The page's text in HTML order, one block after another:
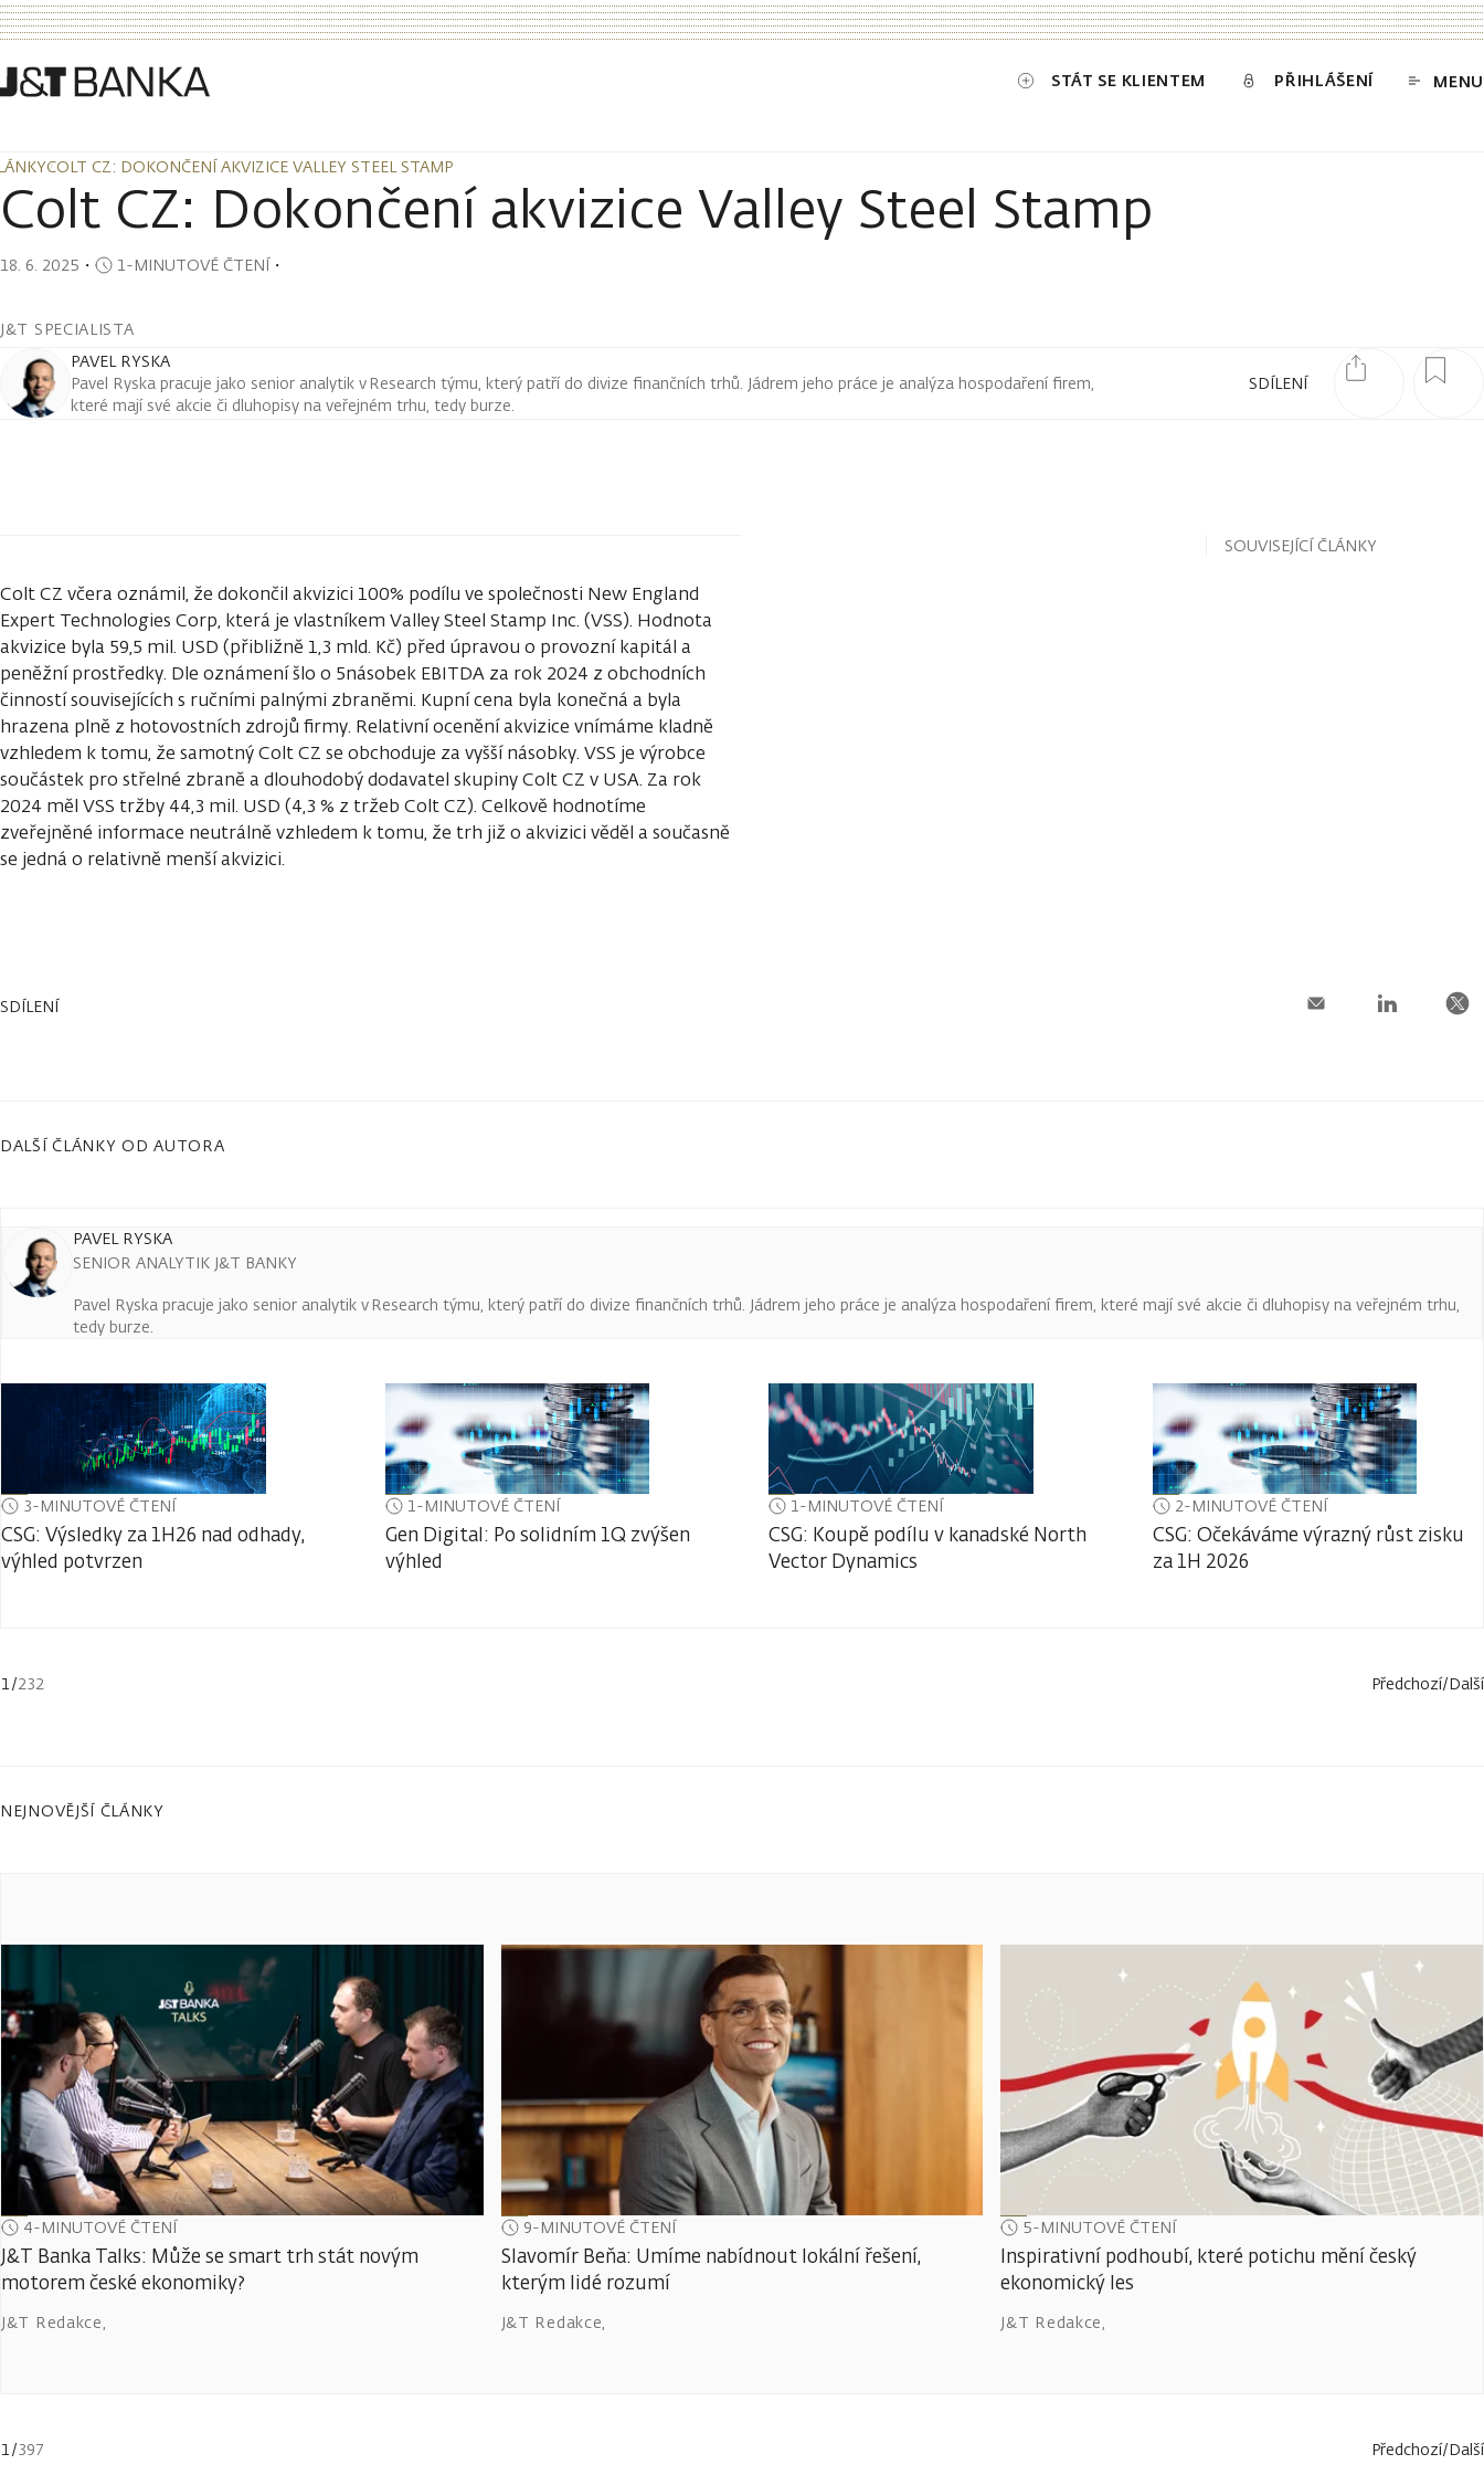
STÁT SE KLIENTEM PŘIHLÁŠENÍ MENU
COLT CZ: DOKONČENÍ AKVIZICE VALLEY STEEL STAMP
COLT CZ: DOKONČENÍ AKVIZICE VALLEY STEEL STAMP
Colt CZ: Dokončení akvizice Valley Steel Stamp
18. 6. 2025 ・ 1-MINUTOVÉ ČTENÍ・
J&T SPECIALISTA
SDÍLENÍ
PAVEL RYSKA
Pavel Ryska pracuje jako senior analytik v Research týmu, který patří do divize finančních trhů. Jádrem jeho práce je analýza hospodaření firem,
které mají své akcie či dluhopisy na veřejném trhu, tedy burze.
Colt CZ včera oznámil, že dokončil akvizici 100% podílu ve společnosti New England
Expert Technologies Corp, která je vlastníkem Valley Steel Stamp Inc. (VSS). Hodnota
akvizice byla 59,5 mil. USD (přibližně 1,3 mld. Kč) před úpravou o provozní kapitál a
peněžní prostředky. Dle oznámení šlo o 5násobek EBITDA za rok 2024 z obchodních
činností souvisejících s ručními palnými zbraněmi. Kupní cena byla konečná a byla
hrazena plně z hotovostních zdrojů firmy. Relativní ocenění akvizice vnímáme kladně
vzhledem k tomu, že samotný Colt CZ se obchoduje za vyšší násobky. VSS je výrobce
součástek pro střelné zbraně a dlouhodobý dodavatel skupiny Colt CZ v USA. Za rok
2024 měl VSS tržby 44,3 mil. USD (4,3 % z tržeb Colt CZ). Celkově hodnotíme
zveřejněné informace neutrálně vzhledem k tomu, že trh již o akvizici věděl a současně
se jedná o relativně menší akvizici.
SOUVISEJÍCÍ ČLÁNKY
SDÍLENÍ
DALŠÍ ČLÁNKY OD AUTORA
PAVEL RYSKA
SENIOR ANALYTIK J&T BANKY
Pavel Ryska pracuje jako senior analytik v Research týmu, který patří do divize finančních trhů. Jádrem jeho práce je analýza hospodaření firem, které mají své akcie či dluhopisy na veřejném trhu,
tedy burze.
3-MINUTOVÉ ČTENÍ
CSG: Výsledky za 1H26 nad odhady,
výhled potvrzen
1-MINUTOVÉ ČTENÍ
Gen Digital: Po solidním 1Q zvýšen
výhled
1-MINUTOVÉ ČTENÍ
CSG: Koupě podílu v kanadské North
Vector Dynamics
2-MINUTOVÉ ČTENÍ
CSG: Očekáváme výrazný růst zisku
za 1H 2026
1 /232 Předchozí/Další
NEJNOVĚJŠÍ ČLÁNKY
4-MINUTOVÉ ČTENÍ
J&T Banka Talks: Může se smart trh stát novým
motorem české ekonomiky?
J&T Redakce,
9-MINUTOVÉ ČTENÍ
Slavomír Beňa: Umíme nabídnout lokální řešení,
kterým lidé rozumí
J&T Redakce,
5-MINUTOVÉ ČTENÍ
Inspirativní podhoubí, které potichu mění český
ekonomický les
J&T Redakce,
1/397 Předchozí/Další